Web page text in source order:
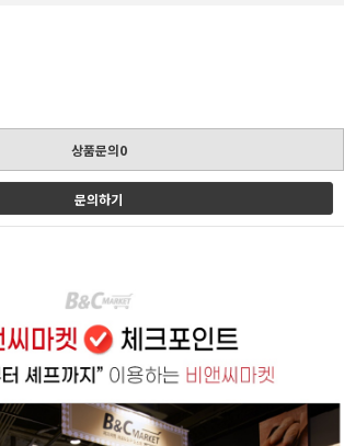
상품문의0
문의하기